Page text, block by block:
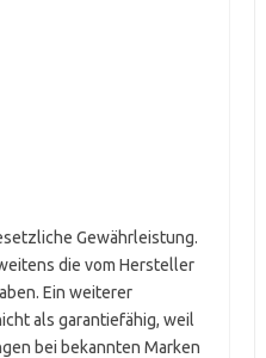
Gewährleistung.
die vom Hersteller
Ein weiterer
als garantiefähig, weil
bei bekannten Marken